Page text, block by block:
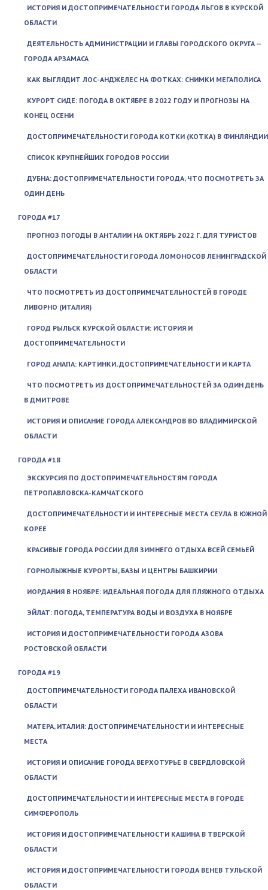
ИСТОРИЯ И ДОСТОПРИМЕЧАТЕЛЬНОСТИ ГОРОДА ЛЬГОВ В КУРСКОЙ
ОБЛАСТИ
ДЕЯТЕЛЬНОСТЬ АДМИНИСТРАЦИИ И ГЛАВЫ ГОРОДСКОГО ОКРУГА —
ГОРОДА АРЗАМАСА
КАК ВЫГЛЯДИТ ЛОС-АНДЖЕЛЕС НА ФОТКАХ: СНИМКИ МЕГАПОЛИСА
КУРОРТ СИДЕ: ПОГОДА В ОКТЯБРЕ В 2022 ГОДУ И ПРОГНОЗЫ НА
КОНЕЦ ОСЕНИ
ДОСТОПРИМЕЧАТЕЛЬНОСТИ ГОРОДА КОТКИ (KOTKA) В ФИНЛЯНДИИ
СПИСОК КРУПНЕЙШИХ ГОРОДОВ РОССИИ
ДУБНА: ДОСТОПРИМЕЧАТЕЛЬНОСТИ ГОРОДА, ЧТО ПОСМОТРЕТЬ ЗА
ОДИН ДЕНЬ
ГОРОДА #17
ПРОГНОЗ ПОГОДЫ В АНТАЛИИ НА ОКТЯБРЬ 2022 Г. ДЛЯ ТУРИСТОВ
ДОСТОПРИМЕЧАТЕЛЬНОСТИ ГОРОДА ЛОМОНОСОВ ЛЕНИНГРАДСКОЙ
ОБЛАСТИ
ЧТО ПОСМОТРЕТЬ ИЗ ДОСТОПРИМЕЧАТЕЛЬНОСТЕЙ В ГОРОДЕ
ЛИВОРНО (ИТАЛИЯ)
ГОРОД РЫЛЬСК КУРСКОЙ ОБЛАСТИ: ИСТОРИЯ И
ДОСТОПРИМЕЧАТЕЛЬНОСТИ
ГОРОД АНАПА: КАРТИНКИ, ДОСТОПРИМЕЧАТЕЛЬНОСТИ И КАРТА
ЧТО ПОСМОТРЕТЬ ИЗ ДОСТОПРИМЕЧАТЕЛЬНОСТЕЙ ЗА ОДИН ДЕНЬ
В ДМИТРОВЕ
ИСТОРИЯ И ОПИСАНИЕ ГОРОДА АЛЕКСАНДРОВ ВО ВЛАДИМИРСКОЙ
ОБЛАСТИ
ГОРОДА #18
ЭКСКУРСИЯ ПО ДОСТОПРИМЕЧАТЕЛЬНОСТЯМ ГОРОДА
ПЕТРОПАВЛОВСКА-КАМЧАТСКОГО
ДОСТОПРИМЕЧАТЕЛЬНОСТИ И ИНТЕРЕСНЫЕ МЕСТА СЕУЛА В ЮЖНОЙ
КОРЕЕ
КРАСИВЫЕ ГОРОДА РОССИИ ДЛЯ ЗИМНЕГО ОТДЫХА ВСЕЙ СЕМЬЕЙ
ГОРНОЛЫЖНЫЕ КУРОРТЫ, БАЗЫ И ЦЕНТРЫ БАШКИРИИ
ИОРДАНИЯ В НОЯБРЕ: ИДЕАЛЬНАЯ ПОГОДА ДЛЯ ПЛЯЖНОГО ОТДЫХА
ЭЙЛАТ: ПОГОДА, ТЕМПЕРАТУРА ВОДЫ И ВОЗДУХА В НОЯБРЕ
ИСТОРИЯ И ДОСТОПРИМЕЧАТЕЛЬНОСТИ ГОРОДА АЗОВА
РОСТОВСКОЙ ОБЛАСТИ
ГОРОДА #19
ДОСТОПРИМЕЧАТЕЛЬНОСТИ ГОРОДА ПАЛЕХА ИВАНОВСКОЙ
ОБЛАСТИ
МАТЕРА, ИТАЛИЯ: ДОСТОПРИМЕЧАТЕЛЬНОСТИ И ИНТЕРЕСНЫЕ
МЕСТА
ИСТОРИЯ И ОПИСАНИЕ ГОРОДА ВЕРХОТУРЬЕ В СВЕРДЛОВСКОЙ
ОБЛАСТИ
ДОСТОПРИМЕЧАТЕЛЬНОСТИ И ИНТЕРЕСНЫЕ МЕСТА В ГОРОДЕ
СИМФЕРОПОЛЬ
ИСТОРИЯ И ДОСТОПРИМЕЧАТЕЛЬНОСТИ КАШИНА В ТВЕРСКОЙ
ОБЛАСТИ
ИСТОРИЯ И ДОСТОПРИМЕЧАТЕЛЬНОСТИ ГОРОДА ВЕНЕВ ТУЛЬСКОЙ
ОБЛАСТИ